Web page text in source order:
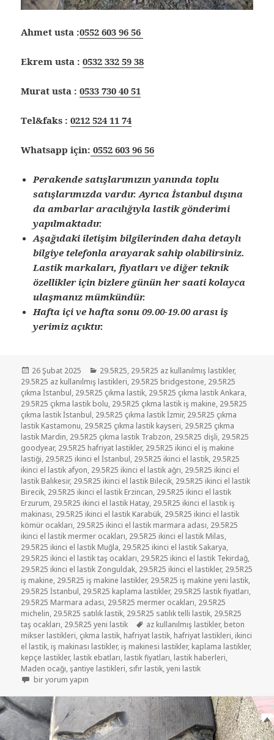
Ahmet usta :0552 603 96 56
Ekrem usta :0532 332 59 38
Murat usta :0533 730 40 51
Tel&faks :0212 524 11 74
Whatsapp için: 0552 603 96 56
Perakende satışlarımızın yanında toplu
satışlarımızda vardır. Ayrıca İstanbul dışına
da ambarlar aracılığıyla lastik gönderimi
yapılmaktadır.
Aşağıdaki iletişim bilgilerinden daha detaylı
bilgiye telefonla arayarak sahip olabilirsiniz.
Lastik markaları, fiyatları ve diğer teknik
özellikler için bizlere günün her saati kolayca
ulaşmanız mümkündür.
Hafta içi ve hafta sonu 09.00-19.00 arası iş
yerimiz açıktır.
Yayın
tarihi
26 Şubat 2025 Kategoriler
29.5R25, 29.5R25 az kullanılmış lastikler,
29.5R25 az kullanılmış lastikleri, 29.5R25 bridgestone, 29.5R25
çıkma İstanbul, 29.5R25 çıkma lastik, 29.5R25 çıkma lastik Ankara,
29.5R25 çıkma lastik bolu, 29.5R25 çıkma lastik iş makine, 29.5R25
çıkma lastik İstanbul, 29.5R25 çıkma lastik İzmir, 29.5R25 çıkma
lastik Kastamonu, 29.5R25 çıkma lastik kayseri, 29.5R25 çıkma
lastik Mardin, 29.5R25 çıkma lastik Trabzon, 29.5R25 dişli, 29.5R25
goodyear, 29.5R25 hafriyat lastikler, 29.5R25 ikinci el iş makine
lastiği, 29.5R25 ikinci el İstanbul, 29.5R25 ikinci el lastik, 29.5R25
ikinci el lastik afyon, 29.5R25 ikinci el lastik ağrı, 29.5R25 ikinci el
lastik Balıkesir, 29.5R25 ikinci el lastik Bilecik, 29.5R25 ikinci el lastik
Birecik, 29.5R25 ikinci el lastik Erzincan, 29.5R25 ikinci el lastik
Erzurum, 29.5R25 ikinci el lastik Hatay, 29.5R25 ikinci el lastik iş
makinası, 29.5R25 ikinci el lastik Karabük, 29.5R25 ikinci el lastik
kömür ocakları, 29.5R25 ikinci el lastik marmara adası, 29.5R25
ikinci el lastik mermer ocakları, 29.5R25 ikinci el lastik Milas,
29.5R25 ikinci el lastik Muğla, 29.5R25 ikinci el lastik Sakarya,
29.5R25 ikinci el lastik taş ocakları, 29.5R25 ikinci el lastik Tekirdağ,
29.5R25 ikinci el lastik Zonguldak, 29.5R25 ikinci el lastikler, 29.5R25
iş makine, 29.5R25 iş makine lastikler, 29.5R25 iş makine yeni lastik,
29.5R25 İstanbul, 29.5R25 kaplama lastikler, 29.5R25 lastik fiyatları,
29.5R25 Marmara adası, 29.5R25 mermer ocakları, 29.5R25
michelin, 29.5R25 satılık lastik, 29.5R25 satılık telli lastik, 29.5R25
taş ocakları, 29.5R25 yeni lastik Etiketler
az kullanılmış lastikler, beton
mikser lastikleri, çıkma lastik, hafriyat lastik, hafriyat lastikleri, ikinci
el lastik, iş makinası lastikler, iş makinesi lastikler, kaplama lastikler,
kepçe lastikler, lastik ebatları, lastik fiyatları, lastik haberleri,
Maden ocağı,şantiye lastikleri, sıfır lastik,yeni lastik
29-5-25 İŞ MAKİNE LASTİKLER için
bir yorum yapın